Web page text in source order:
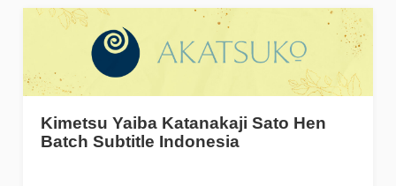
Kimetsu Yaiba Katanakaji Sato Hen
Batch Subtitle Indonesia